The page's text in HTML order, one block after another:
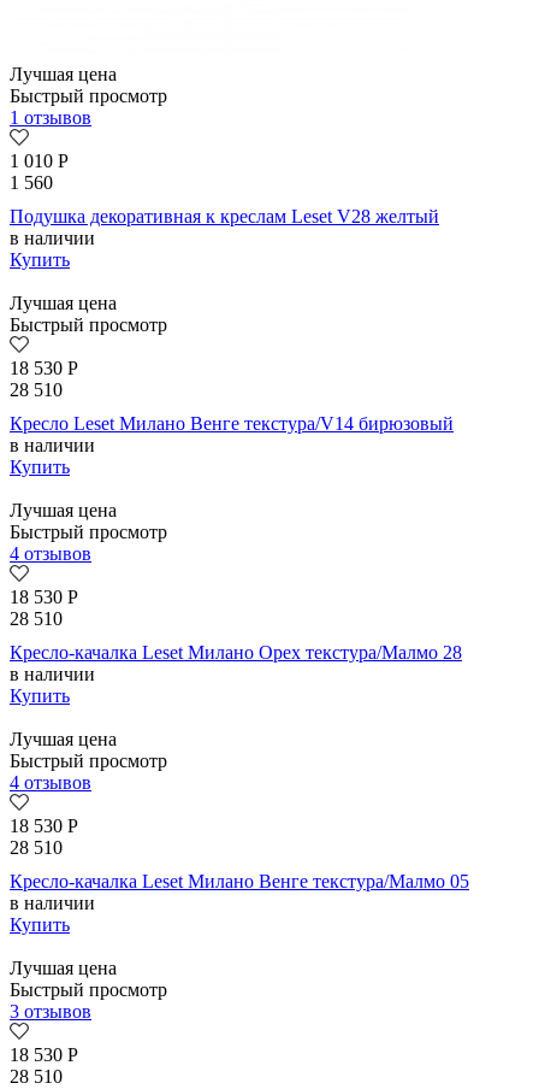
Лучшая цена
Быстрый просмотр
1 отзывов
1 010 Р
1 560
Подушка декоративная к креслам Leset V28 желтый
в наличии
Купить
Лучшая цена
Быстрый просмотр
18 530 Р
28 510
Кресло Leset Милано Венге текстура/V14 бирюзовый
в наличии
Купить
Лучшая цена
Быстрый просмотр
4 отзывов
18 530 Р
28 510
Кресло-качалка Leset Милано Орех текстура/Малмо 28
в наличии
Купить
Лучшая цена
Быстрый просмотр
4 отзывов
18 530 Р
28 510
Кресло-качалка Leset Милано Венге текстура/Малмо 05
в наличии
Купить
Лучшая цена
Быстрый просмотр
3 отзывов
18 530 Р
28 510